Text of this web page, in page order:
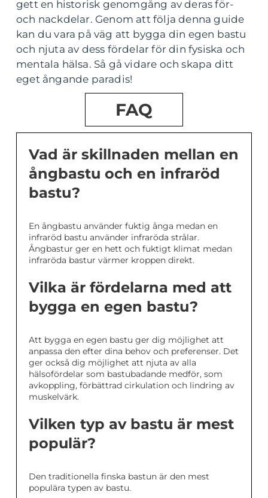
gett en historisk genomgång av deras för-
och nackdelar. Genom att följa denna guide
kan du vara på väg att bygga din egen bastu
och njuta av dess fördelar för din fysiska och
mentala hälsa. Så gå vidare och skapa ditt
eget ångande paradis!
FAQ
Vad är skillnaden mellan en
ångbastu och en infraröd
bastu?
En ångbastu använder fuktig ånga medan en
infraröd bastu använder infraröda strålar.
Ångbastur ger en hett och fuktigt klimat medan
infraröda bastur värmer kroppen direkt.
Vilka är fördelarna med att
bygga en egen bastu?
Att bygga en egen bastu ger dig möjlighet att
anpassa den efter dina behov och preferenser. Det
ger också dig möjlighet att njuta av alla
hälsofördelar som bastubadande medför, som
avkoppling, förbättrad cirkulation och lindring av
muskelvärk.
Vilken typ av bastu är mest
populär?
Den traditionella finska bastun är den mest
populära typen av bastu.